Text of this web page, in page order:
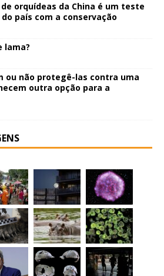
orquídeas da China é um teste
país com a conservação
lama?
ou não protegê-las contra uma
outra opção para a